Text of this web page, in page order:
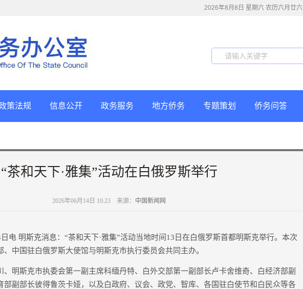
2026年8月8日 星期六 农历六月廿六
策法规 信息公开 政务服务 地方侨务 专题策划 侨务问答
“茶和天下·雅集”活动在白俄罗斯举行
2026年06月14日 10:23 来源： 中国新闻网
明斯克消息：“茶和天下·雅集”活动当地时间13日在白俄罗斯首都明斯克举行。本次
、中国驻白俄罗斯大使馆与明斯克市执行委员会共同主办。
斯克市执委会第一副主席科缅丹特、白外交部第一副部长卢卡舍维奇、白经济部副
部副部长彼得鲁茨卡娅，以及白政府、议会、政党、智库、各国驻白使节和白民众等各